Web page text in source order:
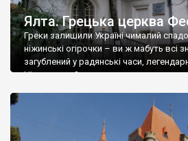
Ялта. Грецька церква
Греки залишили Україні чималий
ніжинські огірочки – ви ж мабуть всі
загублений у радянські часи,
Ніжин греки?